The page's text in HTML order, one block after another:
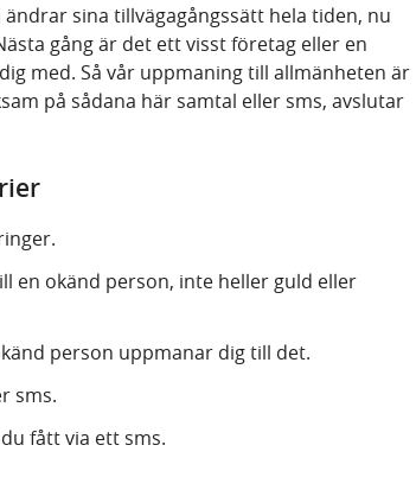
sina tillvägagångssätt hela tiden, nu
gång är det ett visst företag eller en
med. Så vår uppmaning till allmänheten är
på sådana här samtal eller sms, avslutar
en okänd person, inte heller guld eller
person uppmanar dig till det.
sms.
fått via ett sms.